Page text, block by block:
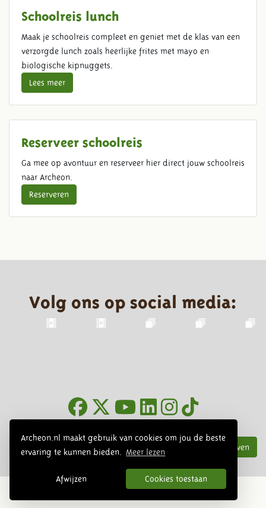
Archeon.nl maakt gebruik van cookies om jou de beste
ervaring te kunnen bieden.
Meer lezen
Afwijzen Cookies toestaan
Schoolreis lunch
Maak je schoolreis compleet en geniet met de klas van een
verzorgde lunch zoals heerlijke frites met mayo en
biologische kipnuggets.
Lees meer
Reserveer schoolreis
Ga mee op avontuur en reserveer hier direct jouw schoolreis
naar Archeon.
Reserveren
Volg ons op social media:
Inschrijven